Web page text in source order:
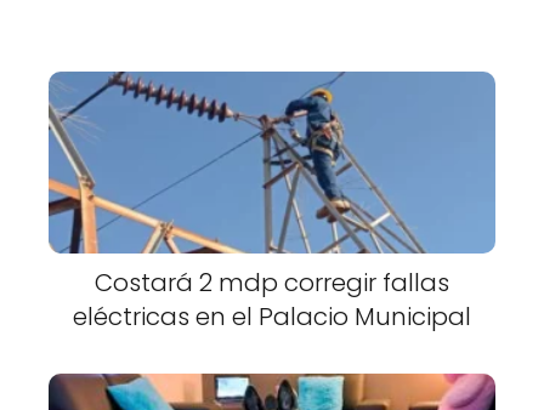
Costará 2 mdp corregir fallas
eléctricas en el Palacio Municipal